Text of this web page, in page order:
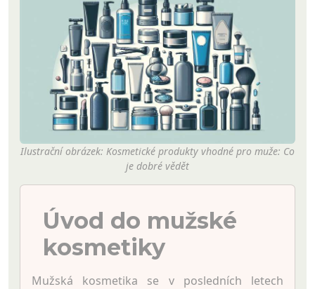
Ilustrační obrázek: Kosmetické produkty vhodné pro muže: Co
je dobré vědět
Úvod do mužské
kosmetiky
Mužská kosmetika se v posledních letech